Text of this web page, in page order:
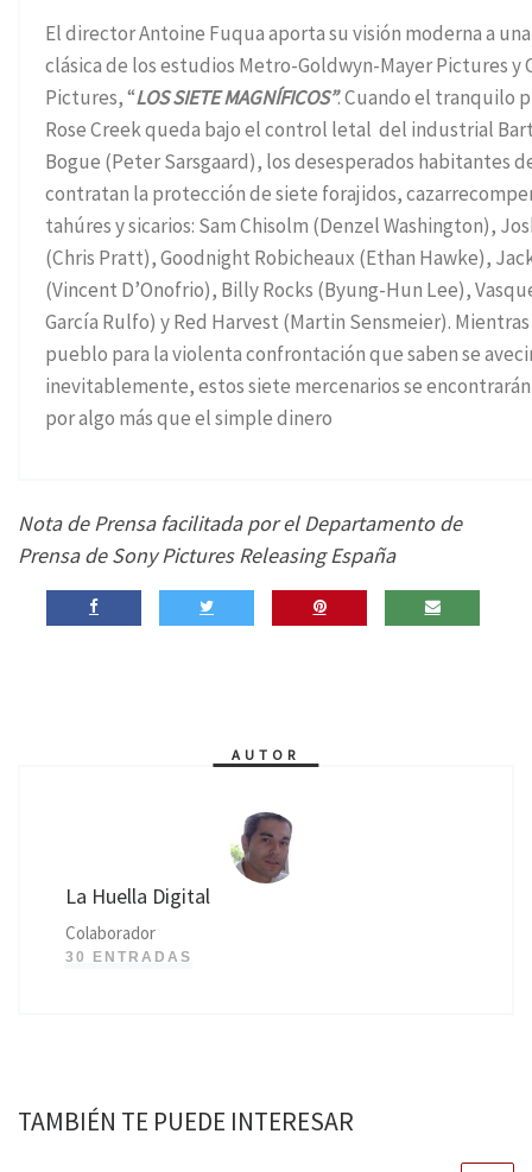
El director Antoine Fuqua aporta su visión moderna a
clásica de los estudios Metro-Goldwyn-Mayer Pictures y
Pictures, “LOS SIETE MAGNÍFICOS”. Cuando el tranquilo
Rose Creek queda bajo el control letal del industrial
Bogue (Peter Sarsgaard), los desesperados habitantes
contratan la protección de siete forajidos,
tahúres y sicarios: Sam Chisolm (Denzel Washington),
(Chris Pratt), Goodnight Robicheaux (Ethan Hawke),
(Vincent D’Onofrio), Billy Rocks (Byung-Hun Lee),
García Rulfo) y Red Harvest (Martin Sensmeier).
pueblo para la violenta confrontación que saben se
inevitablemente, estos siete mercenarios se
por algo más que el simple dinero
Nota de Prensa facilitada por el Departamento de
Prensa de Sony Pictures Releasing España
AUTOR
La Huella Digital
Colaborador
30 ENTRADAS
TAMBIÉN TE PUEDE INTERESAR